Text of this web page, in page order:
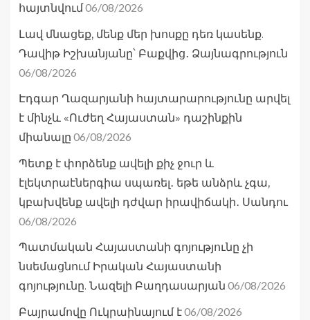
հայտնվում06/08/2026
Լավ մնացեք, մենք մեր խոսքը դեռ կասենք.
Դավիթ Իշխանյանը՝ Բաքվից․ Ձայնագրություն
06/08/2026
Էդգար Ղազարյանի հայտարարությունը արվել
է մինչև «Ուժեղ Հայաստան» դաշինքին
միանալը 06/08/2026
Պետք է փորձենք ավելի քիչ ջուր և
էլեկտրաէներգիա սպառել․ եթե անձրև չգա,
կբախվենք ավելի դժվար իրավիճակի․ Սանդու
06/08/2026
Պատմական Հայաստանի գոյությունը չի
նսեմացնում Իրական Հայաստանի
գոյությունը. Նազելի Բաղդասարյան 06/08/2026
Բայրամովը Ուկրաինայում է06/08/2026